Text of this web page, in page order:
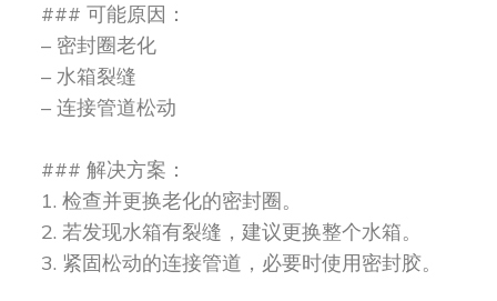
### 可能原因：
– 密封圈老化
– 水箱裂缝
– 连接管道松动
### 解决方案：
1. 检查并更换老化的密封圈。
2. 若发现水箱有裂缝，建议更换整个水箱。
3. 紧固松动的连接管道，必要时使用密封胶。